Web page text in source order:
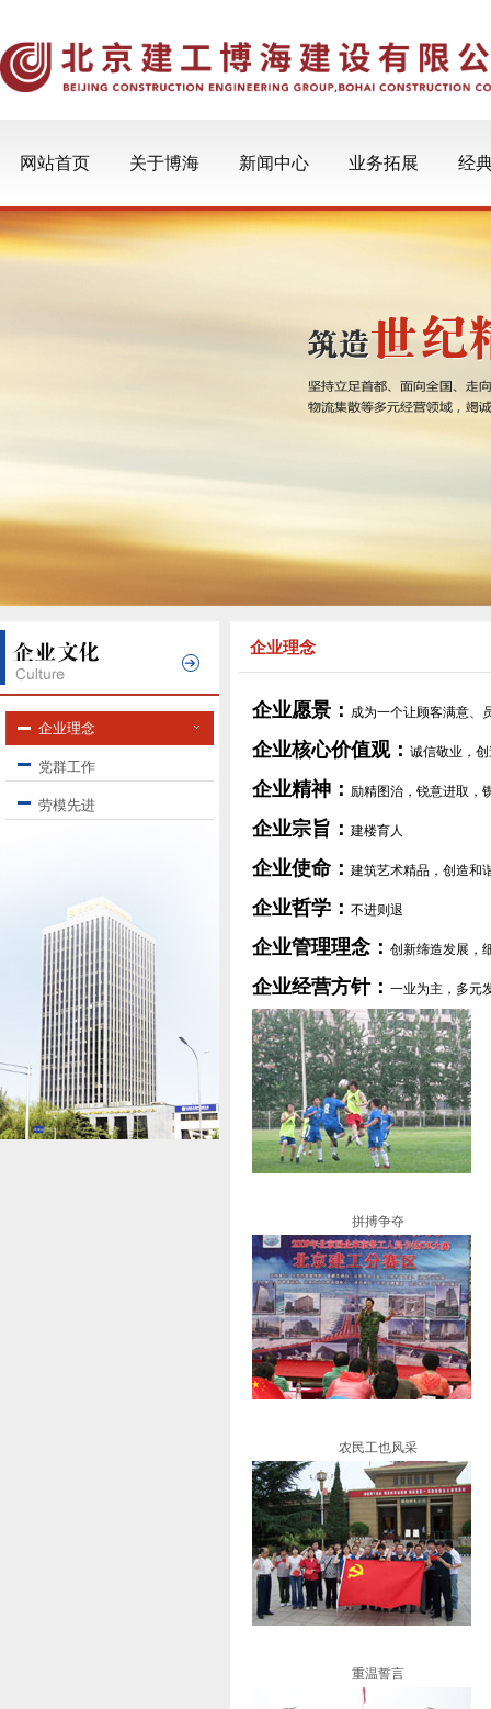
网站首页 关于博海 新闻中心 业务拓展 经
企业理念
党群工作
劳模先进
企业理念
企业愿景： 成为一个让顾客满意、
企业核心价值观： 诚信敬业，
企业精神： 励精图治，锐意进取，
企业宗旨 ： 建楼育人
企业使命： 建筑艺术精品，创造和
企业哲学： 不进则退
企业管理理念： 创新缔造发展，
企业经营方针： 一业为主，多元
拼搏争夺
农民工也风采
重温誓言